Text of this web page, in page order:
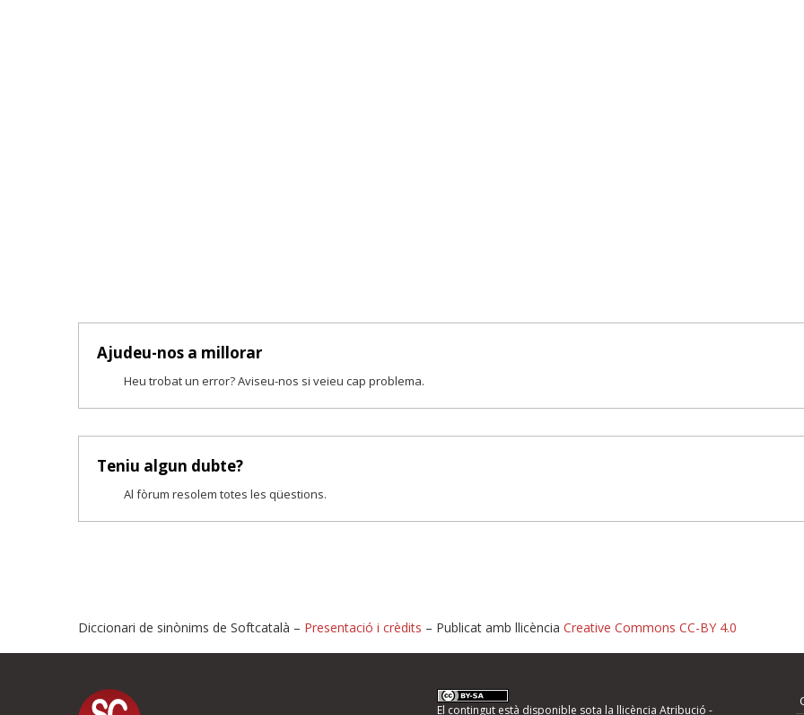
Ajudeu-nos a millorar
Heu trobat un error? Aviseu-nos si veieu cap problema.
Teniu algun dubte?
Al fòrum resolem totes les qüestions.
Proposeu-nos millores o informeu d'errors
Diccionari de sinònims de Softcatalà – Presentació i crèdits – Publicat amb llicència Creative Commons CC-BY 4.0
El contingut està disponible sota la llicència Atribució -